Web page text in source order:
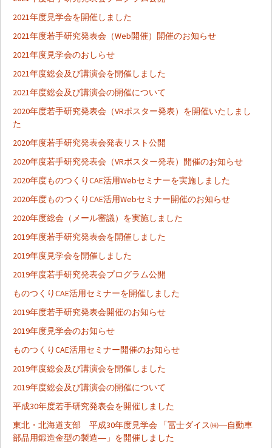
2021年度見学会を開催しました
2021年度若手研究発表会（Web開催）開催のお知らせ
2021年度見学会のおしらせ
2021年度総会及び講演会を開催しました
2021年度総会及び講演会の開催について
2020年度若手研究発表会（VRポスター発表）を開催いたしまし
た
2020年度若手研究発表会発表リスト公開
2020年度若手研究発表会（VRポスター発表）開催のお知らせ
2020年度ものつくりCAE活用Webセミナーを実施しました
2020年度ものつくりCAE活用Webセミナー開催のお知らせ
2020年度総会（メール審議）を実施しました
2019年度若手研究発表会を開催しました
2019年度見学会を開催しました
2019年度若手研究発表会プログラム公開
ものつくりCAE活用セミナーを開催しました
2019年度若手研究発表会開催のお知らせ
2019年度見学会のお知らせ
ものつくりCAE活用セミナー開催のお知らせ
2019年度総会及び講演会を開催しました
2019年度総会及び講演会の開催について
平成30年度若手研究発表会を開催しました
東北・北海道支部 平成30年度見学会 「冨士ダイス㈱―自動車
部品用鍛造金型の製造―」を開催しました